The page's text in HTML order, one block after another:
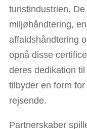
turistindustrien.
miljøhåndtering,
affaldshåndtering
opnå disse
deres dedikation
tilbyder en form
rejsende.
Partnerskaber